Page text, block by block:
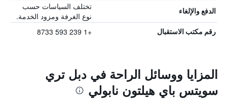
الدفع والإلغاء
تختلف السياسات حسب
نوع الغرفة ومزود الخدمة.
رقم مكتب الاستقبال +1 239 593 8733
المزايا ووسائل الراحة في دبل تري
سويتس باي هيلتون نابولي